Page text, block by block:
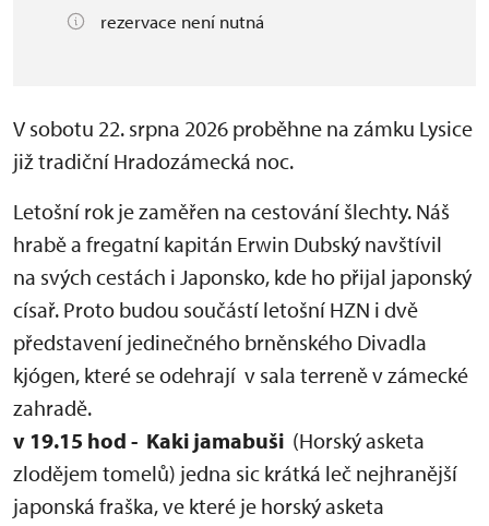
rezervace není nutná
V sobotu 22. srpna 2026 proběhne na zámku Lysice
již tradiční Hradozámecká noc.
Letošní rok je zaměřen na cestování šlechty. Náš
hrabě a fregatní kapitán Erwin Dubský navštívil
na svých cestách i Japonsko, kde ho přijal japonský
císař. Proto budou součástí letošní HZN i dvě
představení jedinečného brněnského Divadla
kjógen, které se odehrají v sala terreně v zámecké
zahradě.
v 19.15 hod - Kaki jamabuši (Horský asketa
zlodějem tomelů) jedna sic krátká leč nejhranější
japonská fraška, ve které je horský asketa